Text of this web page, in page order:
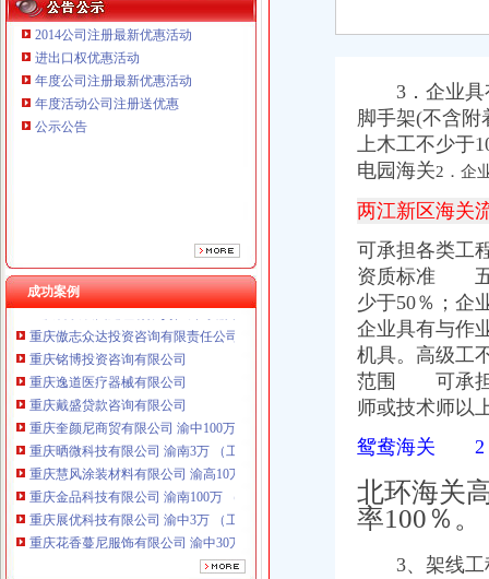
2014公司注册最新优惠活动
进出口权优惠活动
年度公司注册最新优惠活动
年度活动公司注册送优惠
公示公告
成功案例
重庆傲志众达投资咨询有限责任公司 渝九1000万 （增资）
重庆逸道医疗器械有限公司
重庆戴盛贷款咨询有限公司
重庆奎颜尼商贸有限公司 渝中100万 （工商注册）
重庆晒微科技有限公司 渝南3万 （工商注册）
重庆慧风涂装材料有限公司 渝高10万 （工商注册）
重庆金品科技有限公司 渝南100万 （进出口权）
重庆展优科技有限公司 渝中3万 （工商注册）
重庆花香蔓尼服饰有限公司 渝中30万 （工商注册）
重庆科发表面处理有限责任公司 渝北800万 （进出口权）
重庆傲志众达投资咨询有限责任公司 渝九1000万 （增资）
3．企业具有
脚手架(不含
上木工不少于
电园海关2．企
两江新区海
可承担各类工
资质标准 五
少于50％；企
企业具有与作
机具。高级工
范围 可承担
师或技术师以
鸳鸯海关 2．
北环海关
率100％。
3、架线工